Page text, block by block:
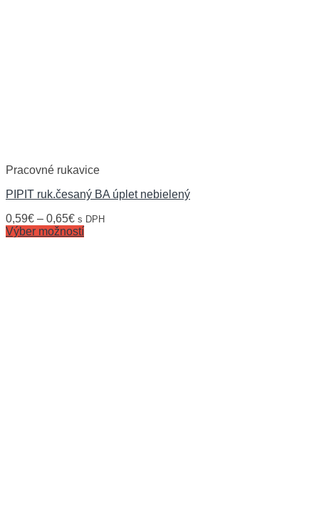
Pracovné rukavice
PIPIT ruk.česaný BA úplet nebielený
0,59€ – 0,65€ s DPH
Výber možností